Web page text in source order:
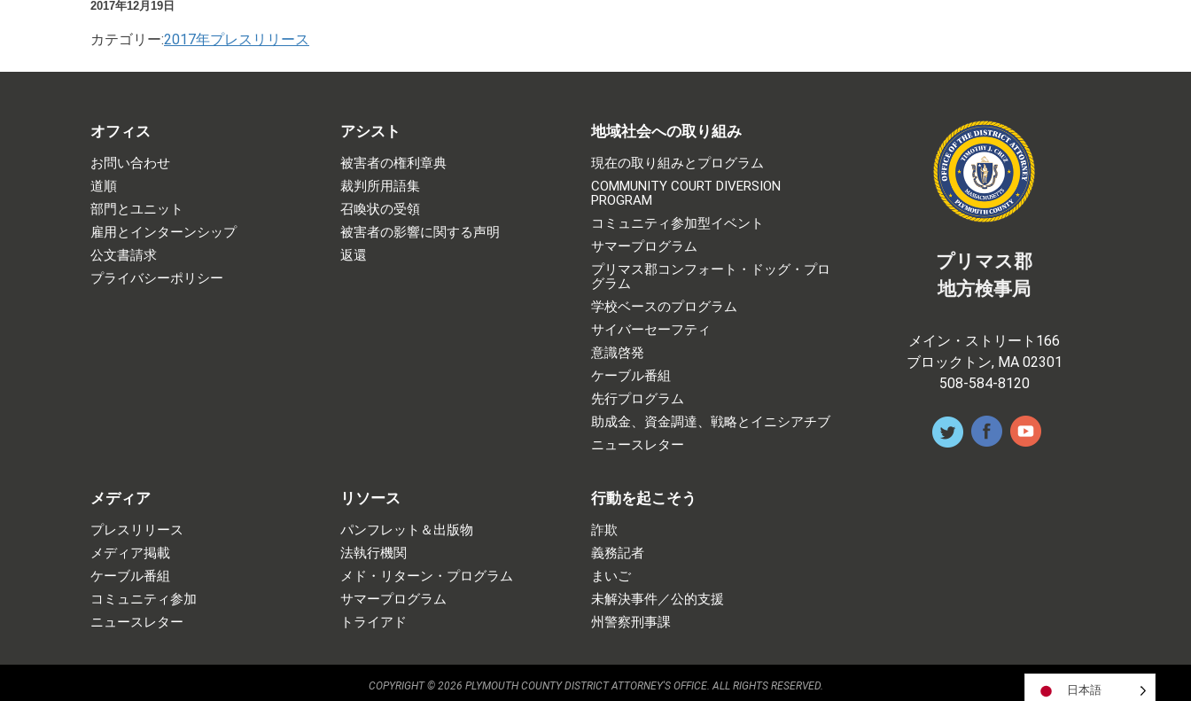
2017年12月19日
カテゴリー:2017年プレスリリース
オフィス
お問い合わせ
道順
部門とユニット
雇用とインターンシップ
公文書請求
プライバシーポリシー
アシスト
被害者の権利章典
裁判所用語集
召喚状の受領
被害者の影響に関する声明
返還
地域社会への取り組み
現在の取り組みとプログラム
COMMUNITY COURT DIVERSION
PROGRAM
コミュニティ参加型イベント
サマープログラム
プリマス郡コンフォート・ドッグ・プロ
グラム
学校ベースのプログラム
サイバーセーフティ
意識啓発
ケーブル番組
先行プログラム
助成金、資金調達、戦略とイニシアチブ
ニュースレター
メディア
プレスリリース
メディア掲載
ケーブル番組
コミュニティ参加
ニュースレター
リソース
パンフレット＆出版物
法執行機関
メド・リターン・プログラム
サマープログラム
トライアド
行動を起こそう
詐欺
義務記者
まいご
未解決事件／公的支援
州警察刑事課
プリマス郡
地方検事局
メイン・ストリート166
ブロックトン, MA 02301
508-584-8120
COPYRIGHT © 2026 PLYMOUTH COUNTY DISTRICT ATTORNEY'S OFFICE. ALL RIGHTS RESERVED. 日本語